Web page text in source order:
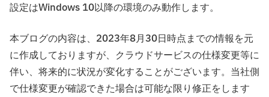
設定はWindows 10以降の環境のみ動作します。
本ブログの内容は、2023年8月30日時点までの情報を元
に作成しておりますが、クラウドサービスの仕様変更等に
伴い、将来的に状況が変化することがございます。当社側
で仕様変更が確認できた場合は可能な限り修正をします